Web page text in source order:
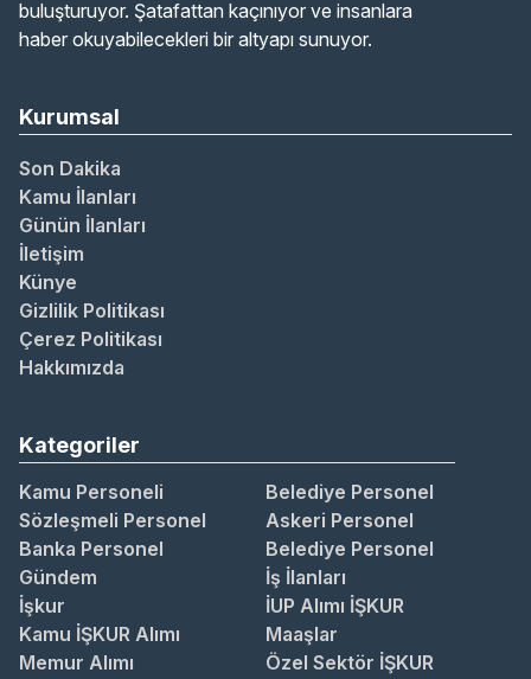
buluşturuyor. Şatafattan kaçınıyor ve insanlara
haber okuyabilecekleri bir altyapı sunuyor.
Kurumsal
Son Dakika
Kamu İlanları
Günün İlanları
İletişim
Künye
Gizlilik Politikası
Çerez Politikası
Hakkımızda
Kategoriler
Kamu Personeli
Belediye Personel
Sözleşmeli Personel
Askeri Personel
Banka Personel
Belediye Personel
Gündem
İş İlanları
İşkur
İUP Alımı İŞKUR
Kamu İŞKUR Alımı
Maaşlar
Memur Alımı
Özel Sektör İŞKUR